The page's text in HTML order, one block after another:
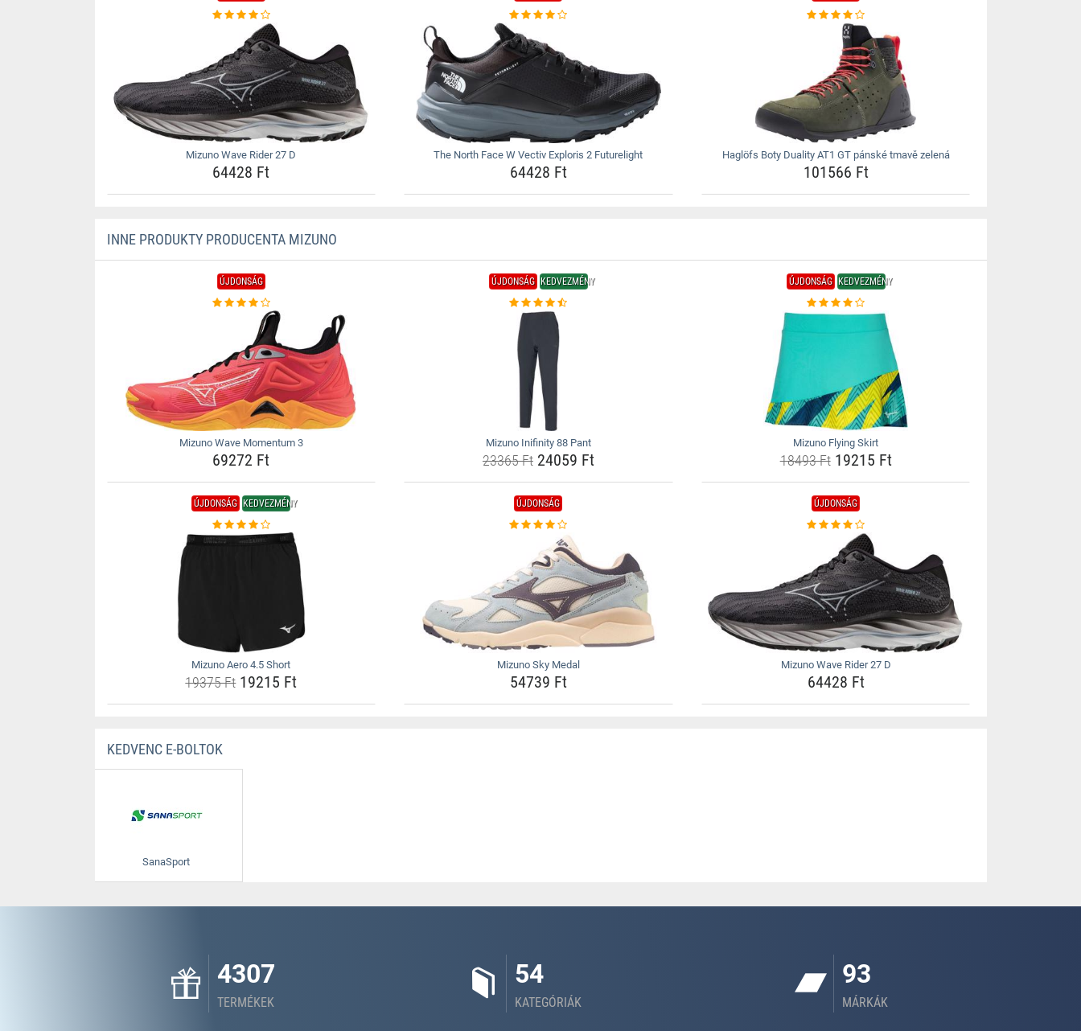
Mizuno Wave Rider 27 D
64428 Ft
The North Face W Vectiv Exploris 2 Futurelight
64428 Ft
Haglöfs Boty Duality AT1 GT pánské tmavě zelená
101566 Ft
INNE PRODUKTY PRODUCENTA MIZUNO
ÚJDONSÁG
Mizuno Wave Momentum 3
69272 Ft
ÚJDONSÁG KEDVEZMÉNY
Mizuno Inifinity 88 Pant
23365 Ft24059 Ft
ÚJDONSÁG KEDVEZMÉNY
Mizuno Flying Skirt
18493 Ft19215 Ft
ÚJDONSÁG KEDVEZMÉNY
Mizuno Aero 4.5 Short
19375 Ft19215 Ft
ÚJDONSÁG
Mizuno Sky Medal
54739 Ft
ÚJDONSÁG
Mizuno Wave Rider 27 D
64428 Ft
KEDVENC E-BOLTOK
SanaSport
4307
TERMÉKEK
54
KATEGÓRIÁK
93
MÁRKÁK